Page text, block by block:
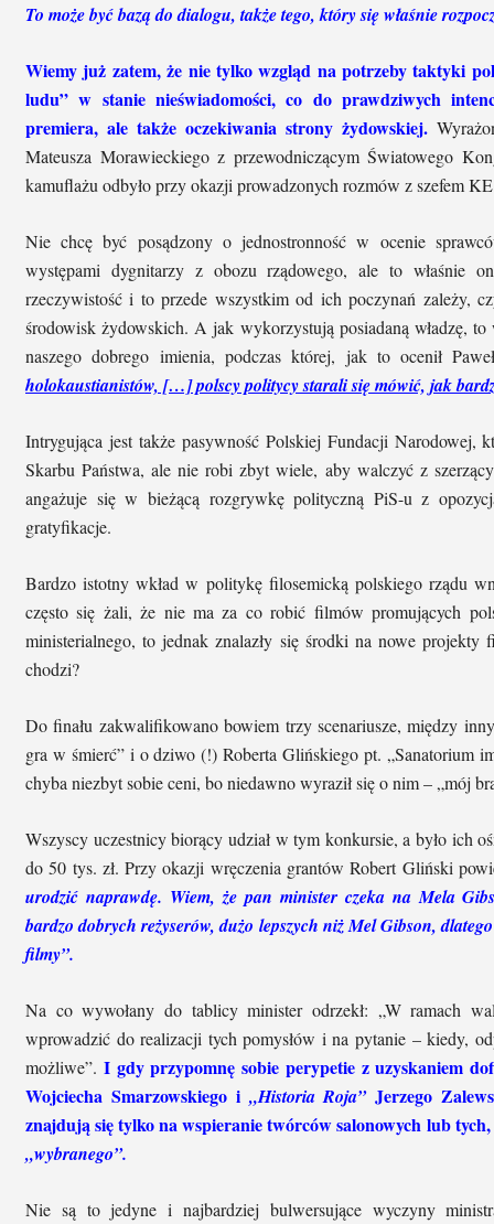
To może być bazą do dialogu, także tego, który się właśnie
Wiemy już zatem, że nie tylko wzgląd na potrzeby taktyki
ludu” w stanie nieświadomości, co do prawdziwych
premiera, ale także oczekiwania strony żydowskiej.
Mateusza Morawieckiego z przewodniczącym Światowego
kamuflażu odbyło przy okazji prowadzonych rozmów z szefem
Nie chcę być posądzony o jednostronność w ocenie
występami dygnitarzy z obozu rządowego, ale to właśnie
rzeczywistość i to przede wszystkim od ich poczynań zależy,
środowisk żydowskich. A jak wykorzystują posiadaną władzę,
naszego dobrego imienia, podczas której, jak to ocenił
holokaustianistów, […] polscy politycy starali się mówić, jak
Intrygująca jest także pasywność Polskiej Fundacji Narodowej,
Skarbu Państwa, ale nie robi zbyt wiele, aby walczyć z
angażuje się w bieżącą rozgrywkę polityczną PiS-u z
gratyfikacje.
Bardzo istotny wkład w politykę filosemicką polskiego rządu
często się żali, że nie ma za co robić filmów promujących
ministerialnego, to jednak znalazły się środki na nowe
chodzi?
Do finału zakwalifikowano bowiem trzy scenariusze, między
gra w śmierć” i o dziwo (!) Roberta Glińskiego pt. „Sanatorium
chyba niezbyt sobie ceni, bo niedawno wyraził się o nim – „mój
Wszyscy uczestnicy biorący udział w tym konkursie, a było ich
do 50 tys. zł. Przy okazji wręczenia grantów Robert Gliński
urodzić naprawdę. Wiem, że pan minister czeka na Mela
bardzo dobrych reżyserów, dużo lepszych niż Mel Gibson,
filmy”.
Na co wywołany do tablicy minister odrzekł: „W ramach
wprowadzić do realizacji tych pomysłów i na pytanie – kiedy,
możliwe”. I gdy przypomnę sobie perypetie z uzyskaniem
Wojciecha Smarzowskiego i „Historia Roja”Jerzego
znajdują się tylko na wspieranie twórców salonowych lub
„wybranego”.
Nie są to jedyne i najbardziej bulwersujące wyczyny